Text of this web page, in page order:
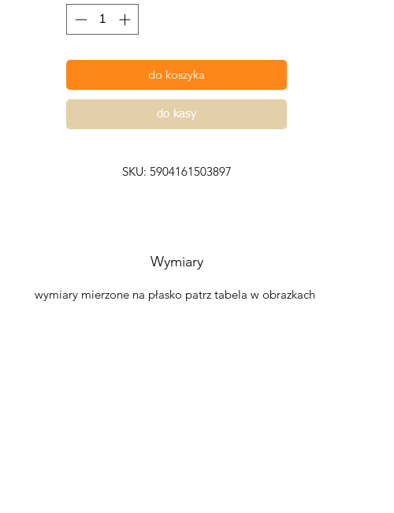
długotrwałe użytkowanie. Sukienka posiada piękne wiązanie na
biuście, które dodaje uroku i podkreśla kobiece kształty.
Jednym z najbardziej intrygujących elementów tej sukienki jest
z lewej strony, które dodaje jej subtelności i lekkości. To
eleganckie i odważne detale, które przyciągają wzrok i nadają
sukience niepowtarzalnego charakteru.
rozcięciem z lewej strony jest idealna na różne okazje - od
czekaj dłużej i dodaj tę urokliwą sukienkę do swojej kolekcji.
piękno muślinu i poczuj się wyjątkowo elegancko i kobieco
do koszyka
do kasy
SKU: 5904161503897
Wymiary
wymiary mierzone na płasko patrz tabela w obrazkach